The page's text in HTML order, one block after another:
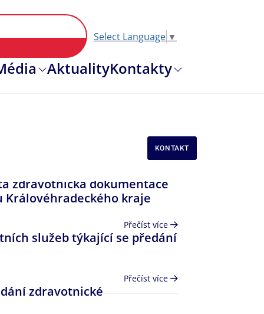
Select Language ▼
AktualityKontakty
KONTAKT
zdravotnická dokumentace
Královéhradeckého kraje
Přečíst více
služeb týkající se předání
Přečíst více
zdravotnické